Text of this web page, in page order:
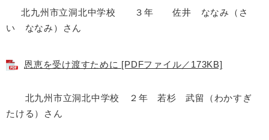
北九州市立洞北中学校 ３年 佐井 ななみ（さ
い ななみ）さん
恩恵を受け渡すために [PDFファイル／173KB]
北九州市立洞北中学校 ２年 若杉 武留（わかすぎ
たける）さん